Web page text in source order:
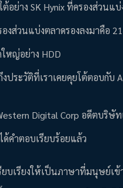
ย่าง SK Hynix ที่ครองส่วนแ
งส่วนแบ่งตลาดรองลงมาคือ
หญ่อย่าง HDD
ระวัติที่เราเคยคุยโต้ตอบกับ
Digital Corp อดีตบริษัท
คำตอบเรียบร้อยแล้ว
ยบเรียงให้เป็นภาษาที่มนุษย์